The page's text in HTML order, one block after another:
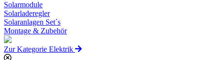
Solarmodule
Solarladeregler
Solaranlagen Set´s
Montage & Zubehör
Zur Kategorie Elektrik